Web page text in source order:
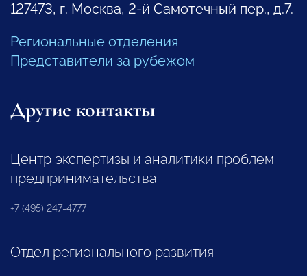
127473, г. Москва, 2-й Самотечный пер., д.7.
Региональные отделения
Представители за рубежом
Другие контакты
Центр экспертизы и аналитики проблем
предпринимательства
+7 (495) 247-4777
Отдел регионального развития